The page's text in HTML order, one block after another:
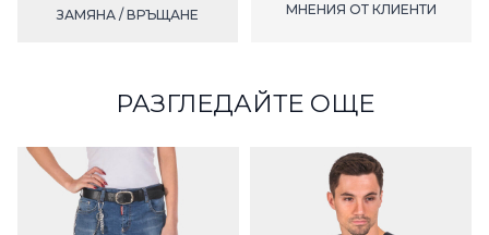
ЗАМЯНА / ВРЪЩАНЕ МНЕНИЯ ОТ КЛИЕНТИ
РАЗГЛЕДАЙТЕ ОЩЕ